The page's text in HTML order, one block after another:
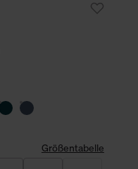
Größentabelle